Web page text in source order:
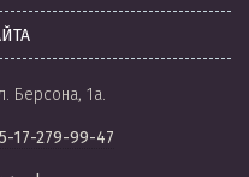
Берсона, 1а.
17-279-99-47